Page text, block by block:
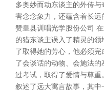
多奥妙而动东谈主的外传
害念念象力，还蕴含着长
赞皇县训唱光学股份公司
的猎东谈主误入了精灵的
了取得她的芳心，他必须
了会谈话的动物、会施法
过考试，取得了爱情与尊
叙述了远大寓言故事，其